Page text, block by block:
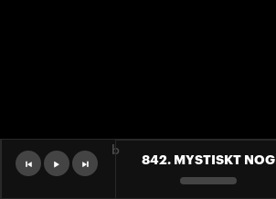
842. MYSTISKT NOG
b